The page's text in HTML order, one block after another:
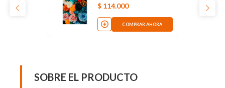
$ 114.000
COMPRAR AHORA
SOBRE EL PRODUCTO